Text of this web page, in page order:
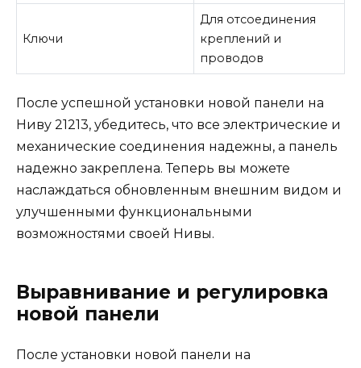
Ключи
Для отсоединения
креплений и
проводов
После успешной установки новой панели на
Ниву 21213, убедитесь, что все электрические и
механические соединения надежны, а панель
надежно закреплена. Теперь вы можете
наслаждаться обновленным внешним видом и
улучшенными функциональными
возможностями своей Нивы.
Выравнивание и регулировка
новой панели
После установки новой панели на